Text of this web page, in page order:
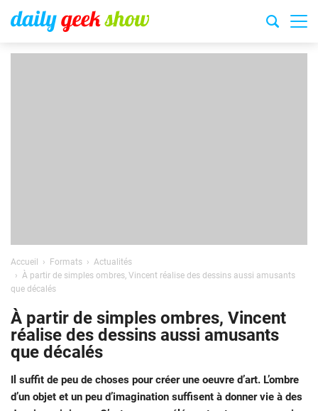
Accueil Formats
Actualités
À partir de simples ombres, Vincent réalise des dessins aussi amusants
que décalés
À partir de simples ombres, Vincent
réalise des dessins aussi amusants
que décalés
Il suffit de peu de choses pour créer une oeuvre d’art. L’ombre
d’un objet et un peu d’imagination suffisent à donner vie à des